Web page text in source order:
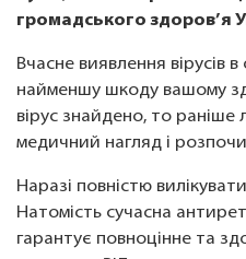
громадського здоров’я
Вчасне виявлення вірусів в
найменшу шкоду вашому
вірус знайдено, то
медичний нагляд і
Наразі повністю
Натомість сучасна
гарантує повноцінне та